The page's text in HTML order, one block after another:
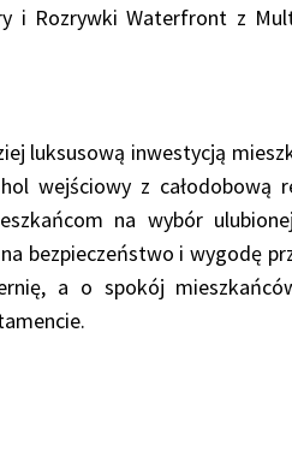
i Rozrywki Waterfront z
luksusową inwestycją
wejściowy z całodobową
na wybór
bezpieczeństwo i wygodę
a o spokój